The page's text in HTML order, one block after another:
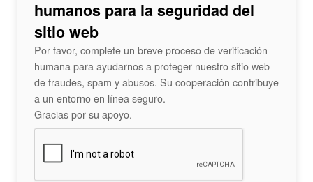
humanos para la seguridad del
sitio web
Por favor, complete un breve proceso de verificación
humana para ayudarnos a proteger nuestro sitio web
de fraudes, spam y abusos. Su cooperación contribuye
a un entorno en línea seguro.
Gracias por su apoyo.